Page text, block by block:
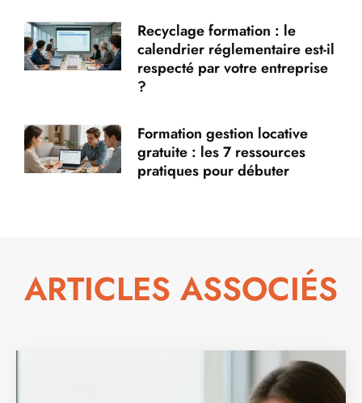
Recyclage formation : le
calendrier réglementaire est-il
respecté par votre entreprise
?
Formation gestion locative
gratuite : les 7 ressources
pratiques pour débuter
ARTICLES ASSOCIÉS